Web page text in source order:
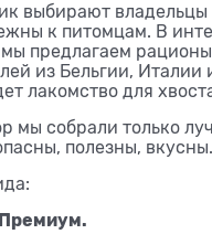
выбирают владельцы
к питомцам. В
предлагаем
из Бельгии, Италии
лакомство для
мы собрали только
полезны, вкусны.